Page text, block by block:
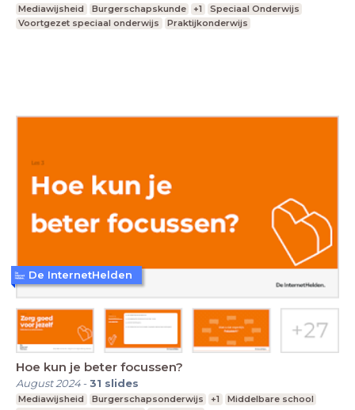
Mediawijsheid Burgerschapskunde +1
Speciaal Onderwijs
Voortgezet speciaal onderwijs
Praktijkonderwijs
Hoe kun je beter focussen?
August 2024-31 slides
Mediawijsheid Burgerschapsonderwijs +1
Middelbare school
De InternetHelden